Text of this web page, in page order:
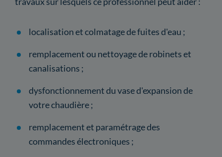
localisation et colmatage de fuites d'eau ;
remplacement ou nettoyage de robinets et
canalisations ;
dysfonctionnement du vase d'expansion de
votre chaudière ;
remplacement et paramétrage des
commandes électroniques ;